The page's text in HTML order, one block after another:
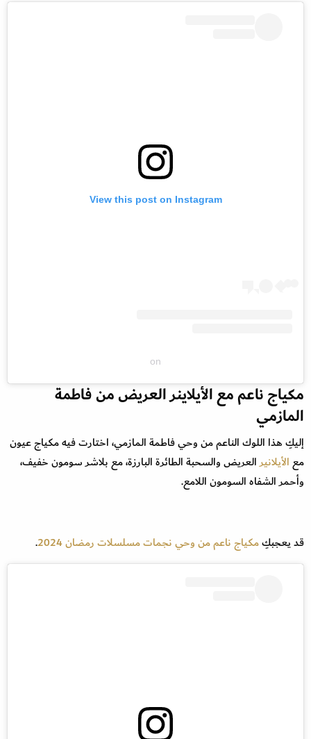
View this post on Instagram
on
مكياج ناعم مع الأيلاينر العريض من فاطمة
المازمي
إليكِ هذا اللوك الناعم من وحي فاطمة المازمي، اختارت فيه مكياج عيون
معالأيلانيرالعريض والسحبة الطائرة البارزة، مع بلاشر سومون خفيف،
وأحمر الشفاه السومون اللامع.
قد يعجبكِمكياج ناعم من وحي نجمات مسلسلات رمضان 2024 .